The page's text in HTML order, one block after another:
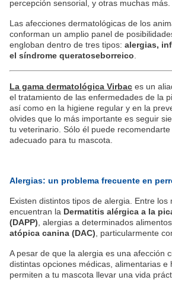
percepción sensorial, y otras muchas más.
Las afecciones dermatológicas de los
conforman un amplio panel de
engloban dentro de tres tipos: alergias,
el síndrome queratoseborreico
La gama dermatológica Virbac es un
el tratamiento de las enfermedades de la
así como en la higiene regular y en la
olvides que lo más importante es seguir
tu veterinario. Sólo él puede
adecuado para tu mascota.
Alergias: un problema frecuente en
Existen distintos tipos de alergia. Entre los
encuentran la Dermatitis alérgica a la
(DAPP) , alergias a determinados
atópica canina (DAC) , particularmente
A pesar de que la alergia es una afección
distintas opciones médicas, alimentarias e
permiten a tu mascota llevar una vida